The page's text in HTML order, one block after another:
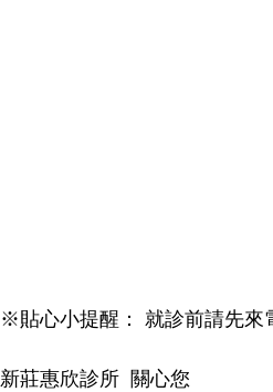
※貼心小提醒： 就診前請先來
新莊惠欣診所  關心您